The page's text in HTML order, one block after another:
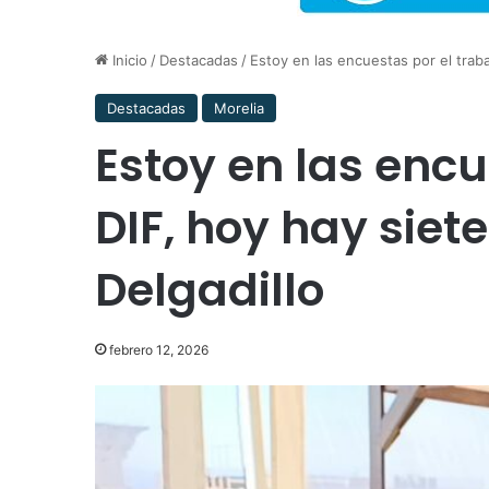
Inicio / Destacadas / Estoy en las encuestas por el
Destacadas Morelia
Estoy en las
DIF, hoy hay
Delgadillo
febrero 12, 2026